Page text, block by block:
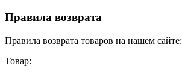
Правила возврата
Правила возврата товаров на нашем сайте:
Товар: